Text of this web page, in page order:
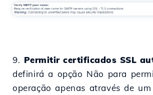
9. Permitir certificados SSL
definirá a opção Não para
operação apenas através de